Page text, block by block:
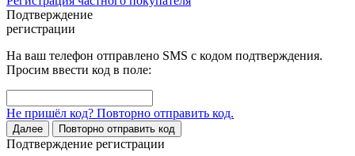
Подтверждение
регистрации
На ваш телефон отправлено SMS с кодом подтверждения.
Просим ввести код в поле:
Не пришёл код? Повторно отправить код.
Далее Повторно отправить код
Подтверждение регистрации